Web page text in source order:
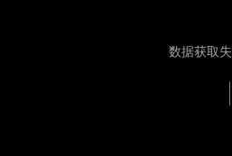
数据获取